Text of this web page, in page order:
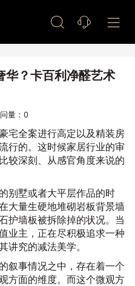
华？卡百利净醛艺术
量： 0
宅全案进行高定以及精装房
行的。这时候家居行业的审
较深刻、从感官角度来说的
别墅或者大平层作品的时
大量生硬地堆砌岩板背景墙
护墙板被拆除掉的状况。当
业主，正在尽积极追求一种
讲究的减法美学。
叙事情况之中，存在着一个
方面的维度。而这个微观方